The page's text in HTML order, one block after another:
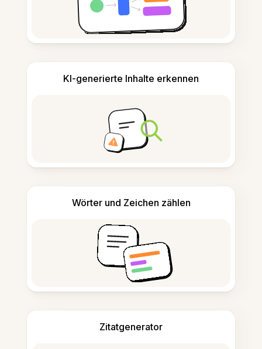
KI-generierte Inhalte erkennen
Wörter und Zeichen zählen
Zitatgenerator